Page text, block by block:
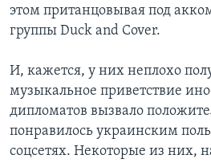
этом пританцовывая под
группы Duck and Cover.
И, кажется, у них неплохо
музыкальное приветствие
дипломатов вызвало
понравилось украинским
соцсетях. Некоторые из них,